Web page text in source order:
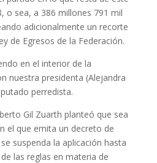
o sea, a 386 millones 791 mil
adicionalmente un recorte
de Egresos de la Federación.
en el interior de la
nuestra presidenta (Alejandra
perredista.
Gil Zuarth planteó que sea
el que emita un decreto de
suspenda la aplicación hasta
las reglas en materia de